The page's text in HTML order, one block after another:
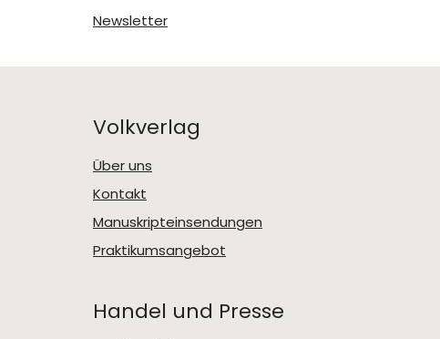
Newsletter
Volkverlag
Über uns
Kontakt
Manuskripteinsendungen
Praktikumsangebot
Handel und Presse